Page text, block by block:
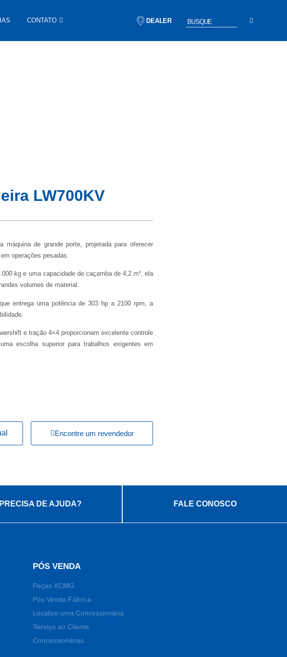
CONTATO DEALER
LW700KV
máquina de grande porte, projetada para oferecer
operações pesadas.
kg e uma capacidade de caçamba de 4,2 m³, ela
volumes de material.
entrega uma potência de 303 hp a 2100 rpm, a
e tração 4×4 proporcionam excelente controle
escolha superior para trabalhos exigentes em
Encontre um revendedor
PRECISA DE AJUDA? FALE CONOSCO
PÓS VENDA
Peças XCMG
Pós Venda Fábrica
Localize uma Concessionária
Serviço ao Cliente
Concessionárias